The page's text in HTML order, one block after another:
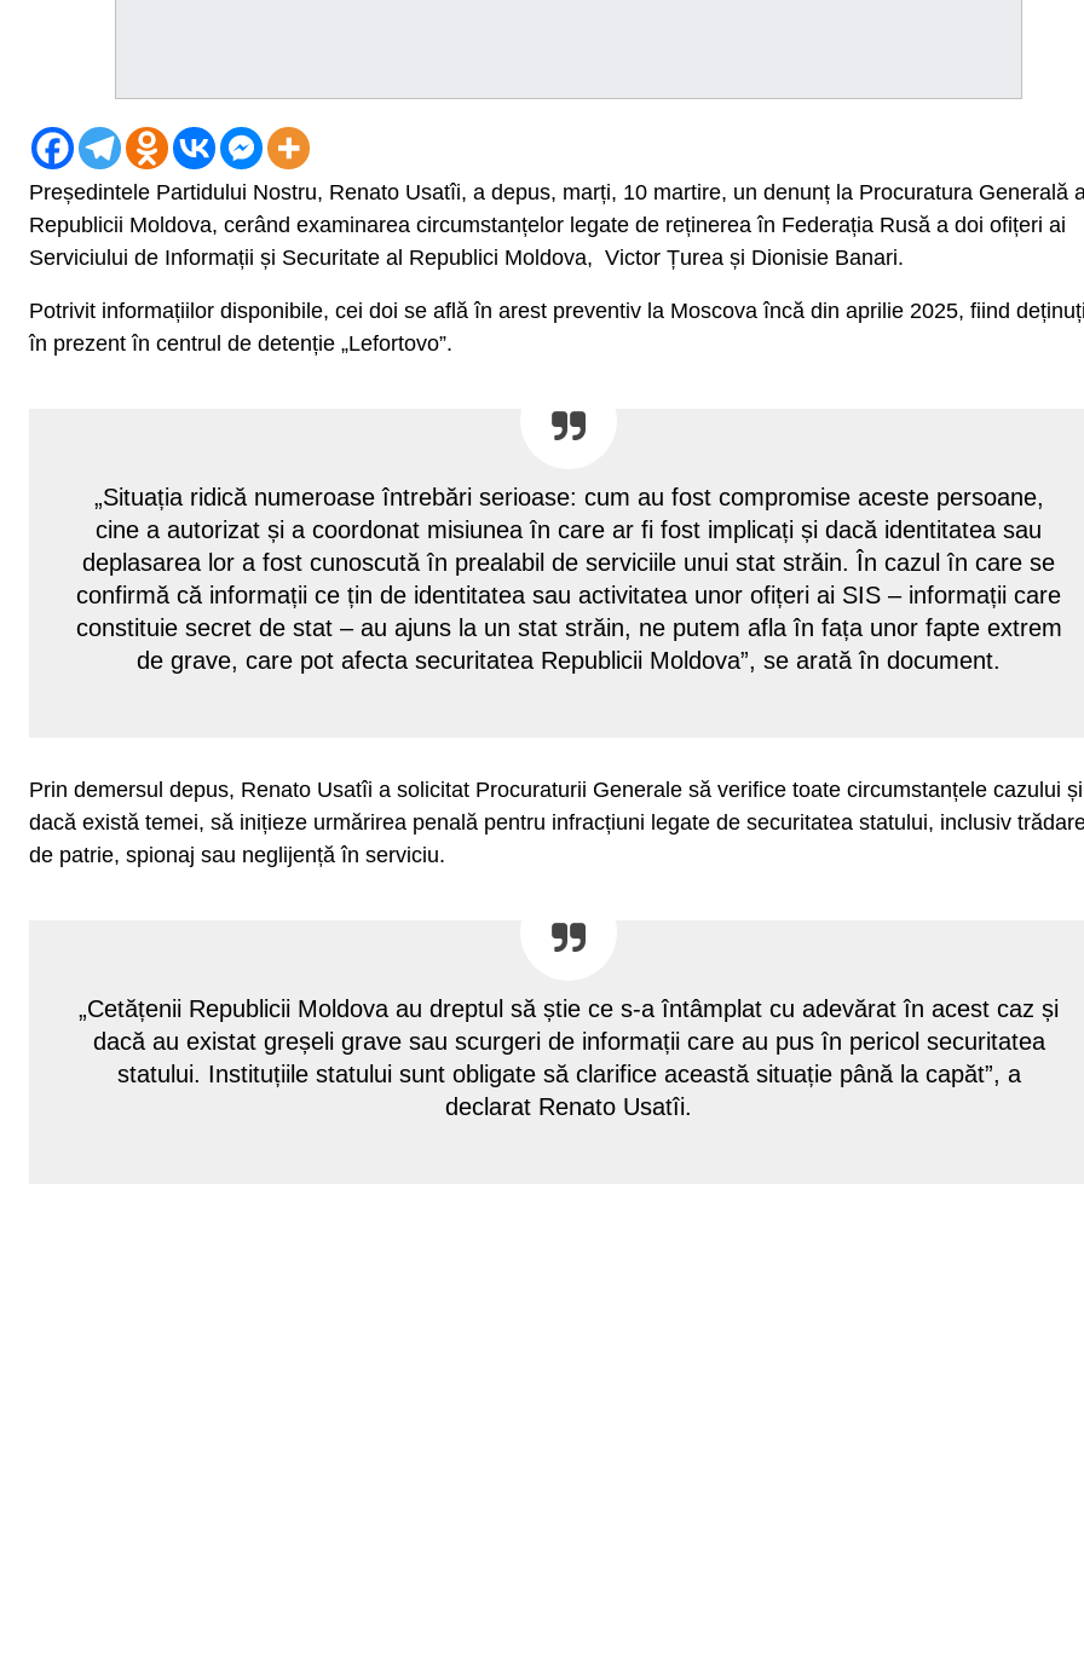
Președintele Partidului Nostru, Renato Usatîi, a depus, marți, 10 martire, un denunț la Procuratura Generală
Republicii Moldova, cerând examinarea circumstanțelor legate de reținerea în Federația Rusă a doi ofițeri ai
Serviciului de Informații și Securitate al Republici Moldova, Victor Țurea și Dionisie Banari.
Potrivit informațiilor disponibile, cei doi se află în arest preventiv la Moscova încă din aprilie 2025, fiind
în prezent în centrul de detenție „Lefortovo”.
„Situația ridică numeroase întrebări serioase: cum au fost compromise aceste persoane,
cine a autorizat și a coordonat misiunea în care ar fi fost implicați și dacă identitatea sau
deplasarea lor a fost cunoscută în prealabil de serviciile unui stat străin. În cazul în care se
confirmă că informații ce țin de identitatea sau activitatea unor ofițeri ai SIS – informații care
constituie secret de stat – au ajuns la un stat străin, ne putem afla în fața unor fapte extrem
de grave, care pot afecta securitatea Republicii Moldova”, se arată în document.
Prin demersul depus, Renato Usatîi a solicitat Procuraturii Generale să verifice toate circumstanțele cazului
dacă există temei, să inițieze urmărirea penală pentru infracțiuni legate de securitatea statului, inclusiv
de patrie, spionaj sau neglijență în serviciu.
„Cetățenii Republicii Moldova au dreptul să știe ce s-a întâmplat cu adevărat în acest caz și
dacă au existat greșeli grave sau scurgeri de informații care au pus în pericol securitatea
statului. Instituțiile statului sunt obligate să clarifice această situație până la capăt”, a
declarat Renato Usatîi.